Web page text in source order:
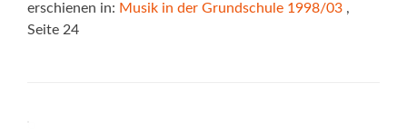
erschienen in: Musik in der Grundschule 1998/03 ,
Seite 24